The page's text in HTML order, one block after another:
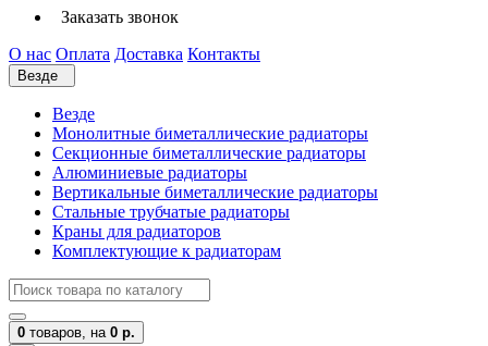
Заказать звонок
О нас Оплата Доставка Контакты
Везде
Везде
Монолитные биметаллические радиаторы
Секционные биметаллические радиаторы
Алюминиевые радиаторы
Вертикальные биметаллические радиаторы
Стальные трубчатые радиаторы
Краны для радиаторов
Комплектующие к радиаторам
0 товаров, на 0 р.